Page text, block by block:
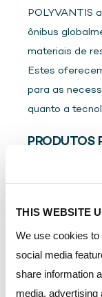
THIS WEBSITE
We use cookies
social media
share information
media,
POLYVANTIS
ônibus
materiais de
Estes
para as
quanto a
PRODUTOS
Chapa
Chapa